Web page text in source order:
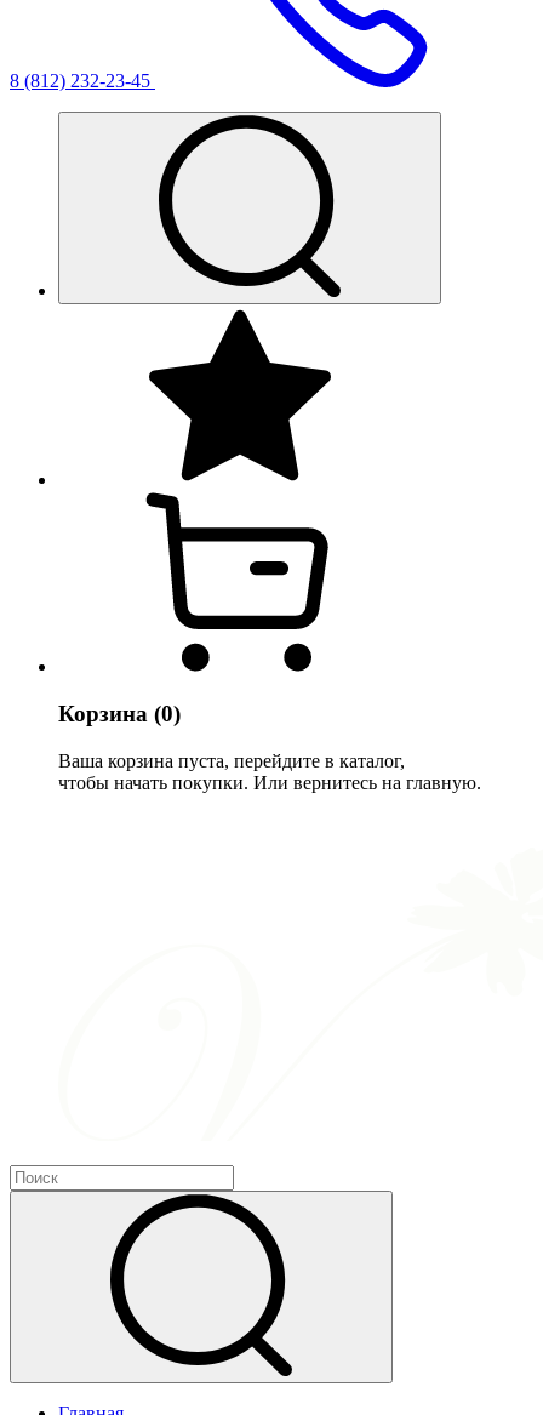
8 (812) 232-23-45
Корзина (0)
Ваша корзина пуста, перейдите в каталог,
чтобы начать покупки. Или вернитесь на главную.